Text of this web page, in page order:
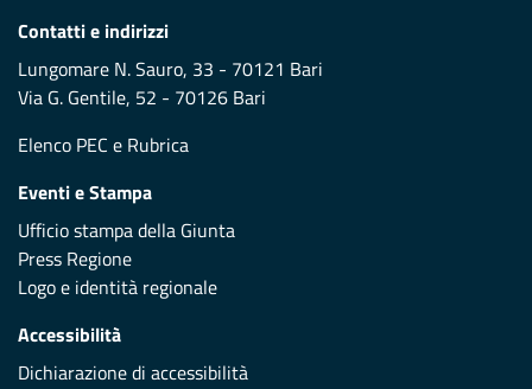
Contatti e indirizzi
Lungomare N. Sauro, 33 - 70121 Bari
Via G. Gentile, 52 - 70126 Bari
Elenco PEC e Rubrica
Eventi e Stampa
Ufficio stampa della Giunta
Press Regione
Logo e identità regionale
Accessibilità
Dichiarazione di accessibilità